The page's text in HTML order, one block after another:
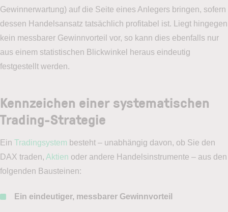
Gewinnerwartung) auf die Seite eines Anlegers bringen, sofern
dessen Handelsansatz tatsächlich profitabel ist. Liegt hingegen
kein messbarer Gewinnvorteil vor, so kann dies ebenfalls nur
aus einem statistischen Blickwinkel heraus eindeutig
festgestellt werden.
Kennzeichen einer systematischen
Trading-Strategie
Ein Tradingsystem besteht – unabhängig davon, ob Sie den
DAX traden, Aktien oder andere Handelsinstrumente – aus den
folgenden Bausteinen:
Ein eindeutiger, messbarer Gewinnvorteil